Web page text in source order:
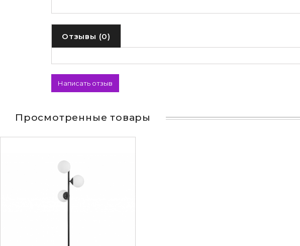
Отзывы (0)
Написать отзыв
Просмотренные товары